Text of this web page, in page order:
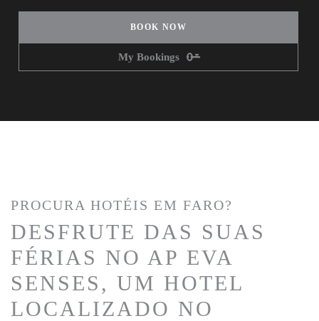
BOOK NOW
My Bookings
PROCURA HOTÉIS EM FARO?
DESFRUTE DAS SUAS
FÉRIAS NO AP EVA
SENSES, UM HOTEL
LOCALIZADO NO